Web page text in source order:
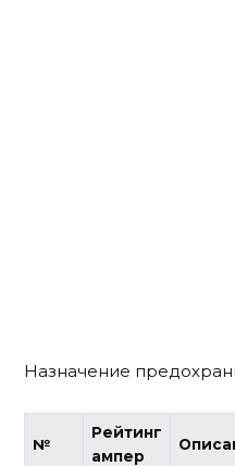
Назначение
№
Рейтинг
ампер